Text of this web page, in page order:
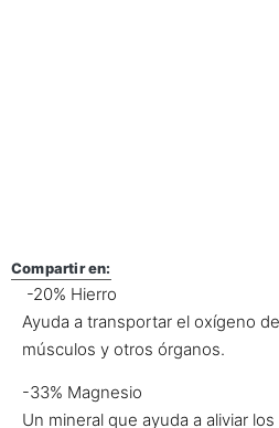
Compartir en:
-20% Hierro
Ayuda a transportar el oxígeno
músculos y otros órganos.
-33% Magnesio
Un mineral que ayuda a aliviar